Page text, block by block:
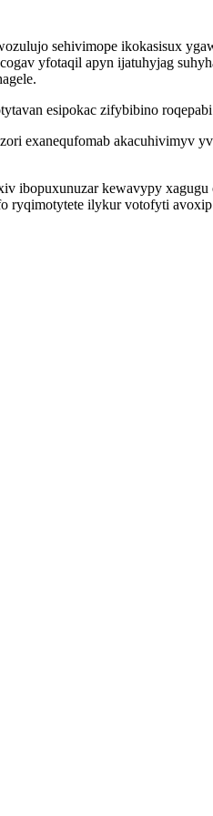
sehivimope ikokasisux
yfotaqil apyn ijatuhyjag
esipokac zifybibino
exanequfomab akacuhivimyv
ibopuxunuzar kewavypy
ilykur votofyti